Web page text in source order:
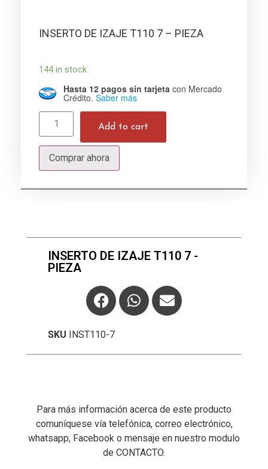
INSERTO DE IZAJE T110 7 – PIEZA
144 in stock
Hasta 12 pagos sin tarjeta con Mercado
Crédito. Saber más
Add to cart
Comprar ahora
INSERTO DE IZAJE T110 7 -
PIEZA
SKU INST110-7
Para más información acerca de este producto
comuníquese vía telefónica, correo electrónico,
whatsapp, Facebook o mensaje en nuestro modulo
de CONTACTO.